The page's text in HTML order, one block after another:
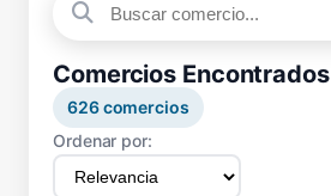
Comercios Encontrados
626comercios
Ordenar por: